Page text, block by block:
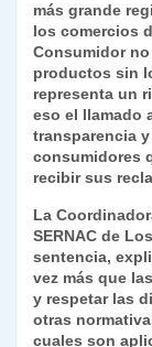
más grande
los comercios
Consumidor
productos sin
representa un
eso el llamado
transparencia
consumidores
recibir sus
La
SERNAC de
sentencia,
vez más que
y respetar las
otras
cuales son